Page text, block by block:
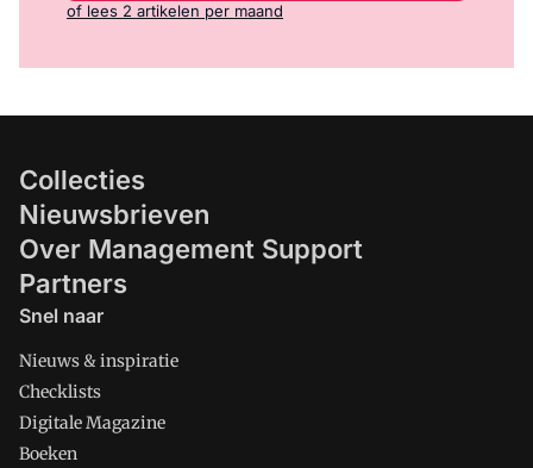
of lees 2 artikelen per maand
Collecties
Nieuwsbrieven
Over Management Support
Partners
Snel naar
Nieuws & inspiratie
Checklists
Digitale Magazine
Boeken